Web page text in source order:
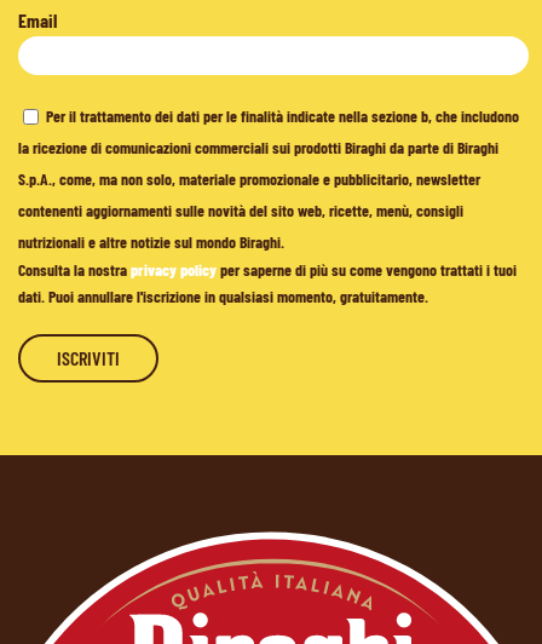
Email
Per il trattamento dei dati per le finalità indicate nella sezione b, che includono
la ricezione di comunicazioni commerciali sui prodotti Biraghi da parte di Biraghi
S.p.A., come, ma non solo, materiale promozionale e pubblicitario, newsletter
contenenti aggiornamenti sulle novità del sito web, ricette, menù, consigli
nutrizionali e altre notizie sul mondo Biraghi.
Consulta la nostraprivacy policyper saperne di più su come vengono trattati i tuoi
dati. Puoi annullare l'iscrizione in qualsiasi momento, gratuitamente.